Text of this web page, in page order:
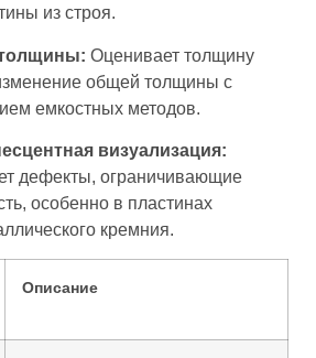
из строя.
Оценивает толщину
общей толщины с
емкостных методов.
визуализация:
дефекты, ограничивающие
особенно в пластинах
кремния.
Описание